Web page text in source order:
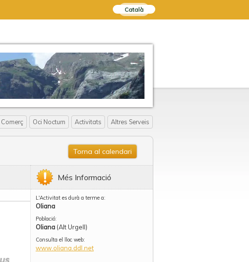
Català
Comerç Oci Nocturn Activitats Altres Serveis
Torna al calendari
Més Informació
L'Activitat es durà a terme a:
Oliana
Població:
Oliana (Alt Urgell)
Consulta el lloc web:
www.oliana.ddl.net